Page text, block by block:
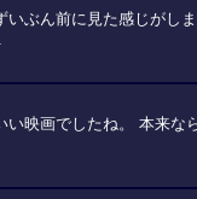
ぶん前に見た感じがし
い映画でしたね。 本来な